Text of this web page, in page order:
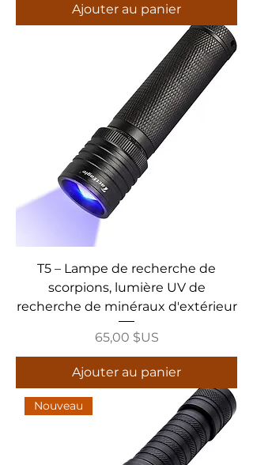
Ajouter au panier
T5 – Lampe de recherche de
scorpions, lumière UV de
recherche de minéraux d'extérieur
Prix
65,00 $US
Ajouter au panier
Nouveau